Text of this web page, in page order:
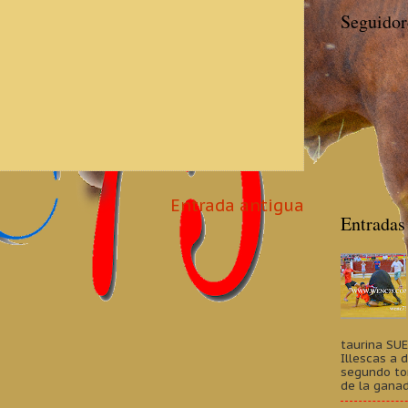
Entrada antigua
taurina
Illescas a
segundo
de la